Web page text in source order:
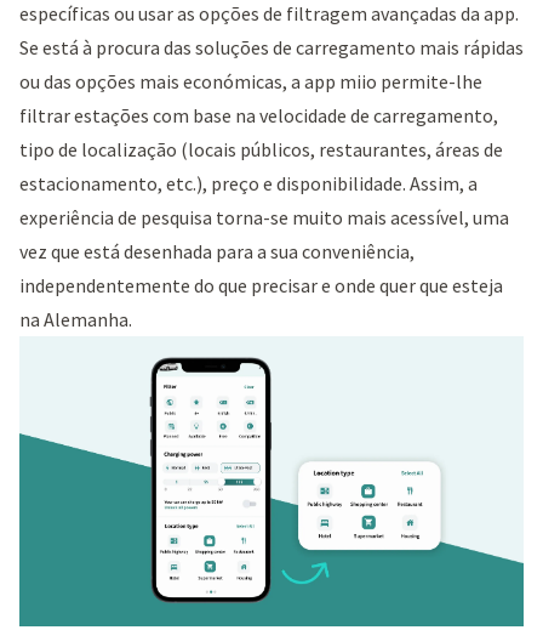
específicas ou usar as opções de filtragem avançadas da app.
Se está à procura das soluções de carregamento mais rápidas
ou das opções mais económicas, a app miio permite-lhe
filtrar estações com base na velocidade de carregamento,
tipo de localização (locais públicos, restaurantes, áreas de
estacionamento, etc.), preço e disponibilidade. Assim, a
experiência de pesquisa torna-se muito mais acessível, uma
vez que está desenhada para a sua conveniência,
independentemente do que precisar e onde quer que esteja
na Alemanha.